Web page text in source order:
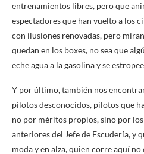
entrenamientos libres, pero que
espectadores que han vuelto a los
con ilusiones renovadas, pero
quedan en los boxes, no sea que
eche agua a la gasolina y se
Y por último, también nos
pilotos desconocidos, pilotos que
no por méritos propios, sino por
anteriores del Jefe de Escudería, y
moda y en alza, quien corre aquí no